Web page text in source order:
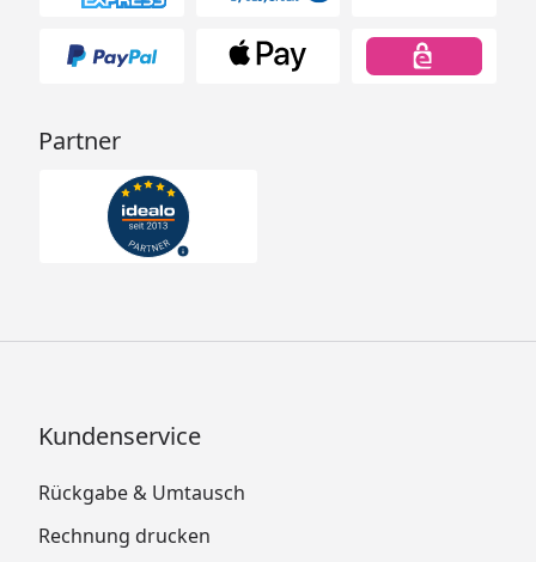
Partner
Kundenservice
Rückgabe & Umtausch
Rechnung drucken